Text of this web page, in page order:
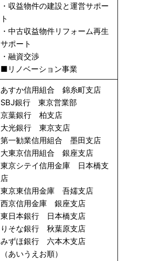
・収益物件の建設と運営サポー
ト
・中古収益物件リフォーム再生
サポート
・融資交渉
■リノベーション事業
あすか信用組合 錦糸町支店
SBJ銀行 東京営業部
京葉銀行 柏支店
大光銀行 東京支店
第一勧業信用組合 墨田支店
大東京信用組合 銀座支店
東京シテイ信用金庫 日本橋支
店
東京東信用金庫 吾嬬支店
西京信用金庫 銀座支店
東日本銀行 日本橋支店
りそな銀行 秋葉原支店
みずほ銀行 六本木支店
（あいうえお順）